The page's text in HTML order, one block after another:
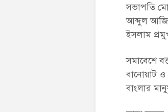
সভাপতি
আব্দুল
ইসলাম
সমাবেশে
বানোয়াট ও
বাংলার